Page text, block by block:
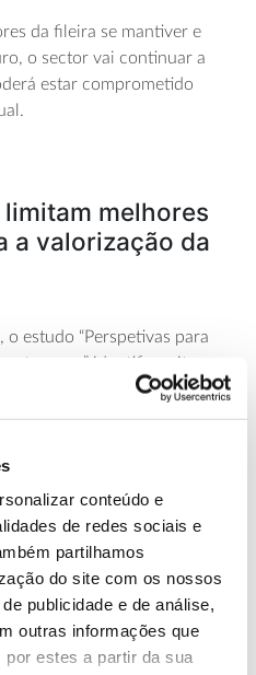
conteúdo e
de redes sociais e
partilhamos
do site com os nossos
publicidade e de análise,
outras informações que
estes a partir da sua
da fileira se mantiver e
o sector vai continuar a
estar comprometido
melhores
a valorização da
estudo “Perspetivas para
identifica oito
é baixo, (estimado em
riscos inerentes à floresta
investir, mas que as
indiretos, que incluem os
têm um peso significativo
pela floresta. O facto desta
a não ser remunerada
a vertente de sequestro